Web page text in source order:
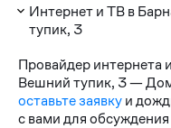
Интернет и ТВ в
тупик, 3
Провайдер интернета
Вешний тупик, 3 —
оставьте заявкуи
с вами для